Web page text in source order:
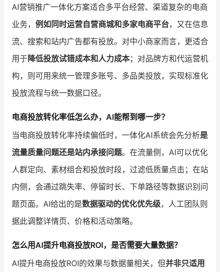
AI营销推广一体化方案适合多平台经营、渠道复杂的电商
业务， 例如同时运营自营商城和多家电商平台，又在信息
流、搜索和站内广告都有投放。对中小商家而言，更适合
用于降低投放试错成本和人力成本；对品牌方和代运营机
构，则可用来统一管理多账号、多品类投放，实现标准化
投放流程与统一数据口径。
电商投放转化率低怎么办，AI能帮到哪一步？
当电商投放转化率持续偏低时，一体化AI系统会先分析是
流量质量问题还是站内承接问题。在流量侧，AI可以优化
人群定向、素材组合和投放时段，过滤低质量点击；在站
内侧，会通过跳失率、停留时长、下单路径等数据识别问
题页面。AI给出的是数据驱动的优化优先级，人工团队则
据此调整详情页、价格和活动策略。
怎么用AI提升电商投放ROI，是否需要大量数据？
AI提升电商投放ROI的效果与数据量相关，但并非只适用